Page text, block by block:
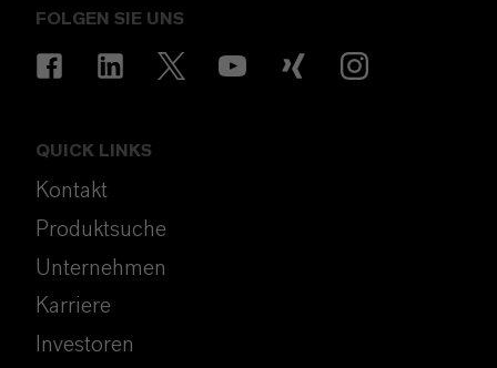
FOLGEN SIE UNS
QUICK LINKS
Kontakt
Produktsuche
Unternehmen
Karriere
Investoren